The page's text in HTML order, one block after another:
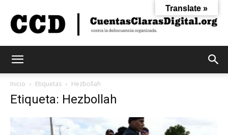
Inicio Etiquetas Hezbollah
Etiqueta: Hezbollah
Translate »